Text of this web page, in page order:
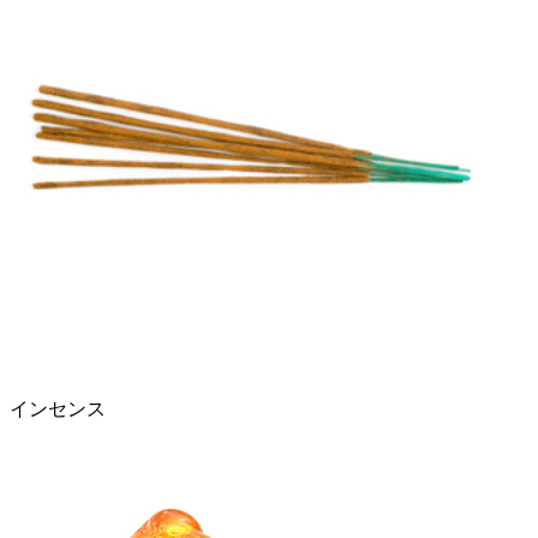
インセンス